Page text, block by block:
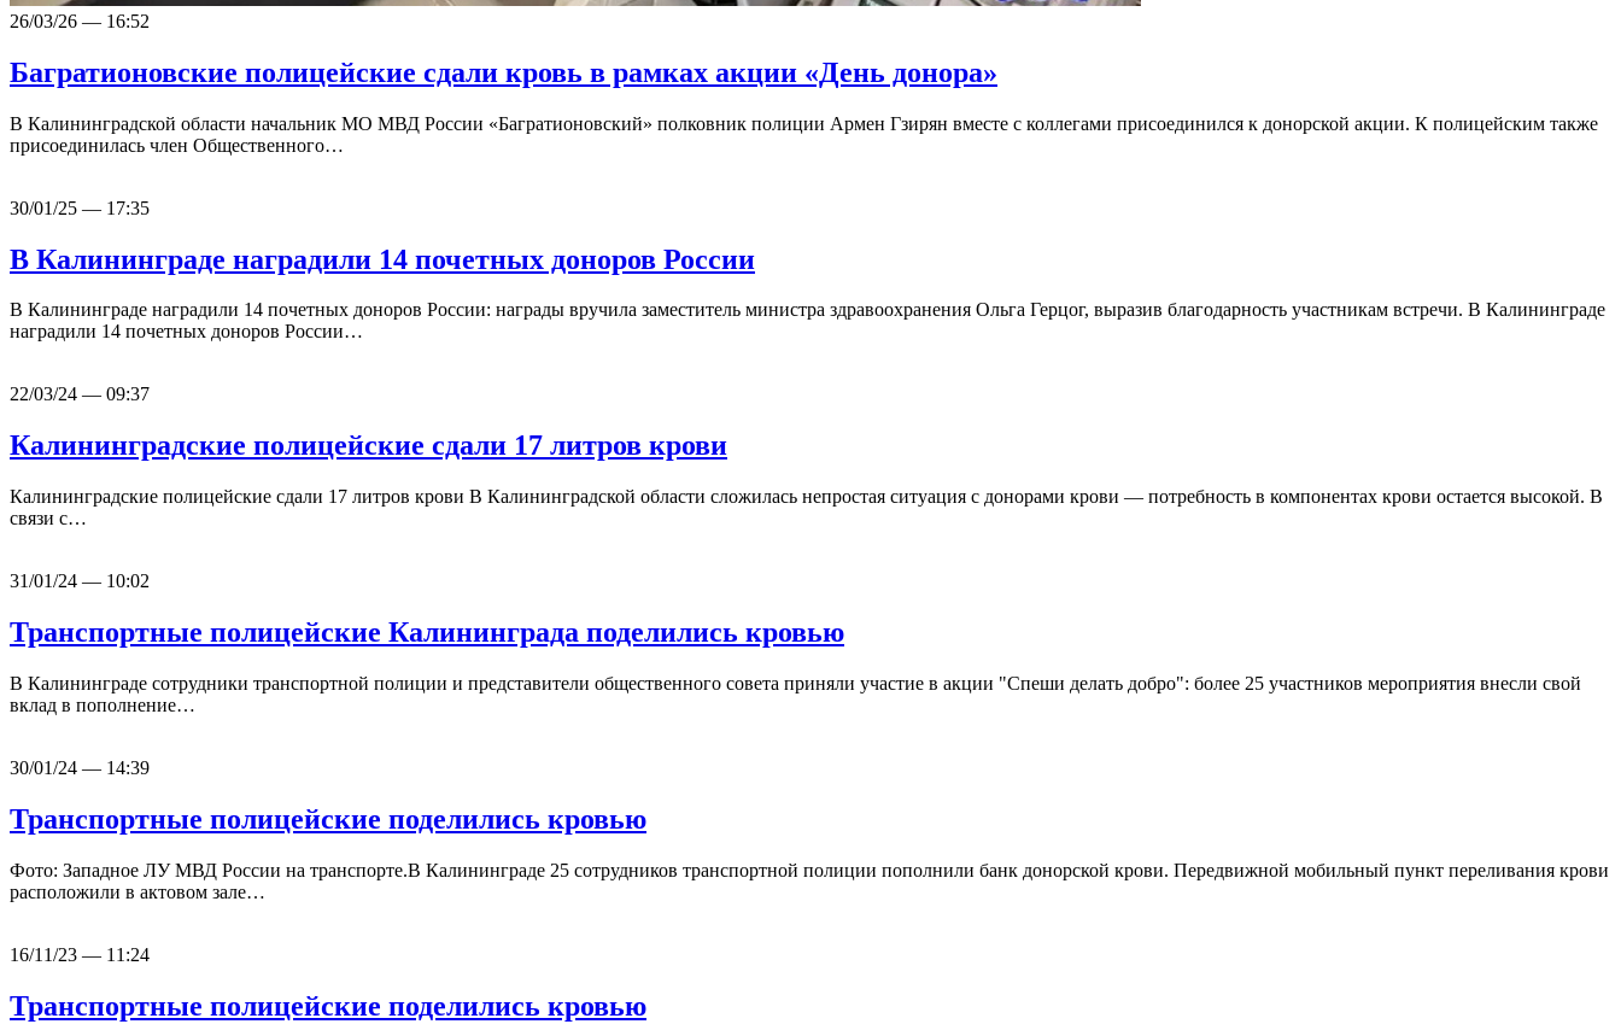
26/03/26 — 16:52
Багратионовские полицейские сдали кровь в рамках акции «День донора»
В Калининградской области начальник МО МВД России «Багратионовский» полковник полиции Армен Гзирян вместе с коллегами присоединился к донорской акции. К полицейским также
присоединилась член Общественного…
30/01/25 — 17:35
В Калининграде наградили 14 почетных доноров России
В Калининграде наградили 14 почетных доноров России: награды вручила заместитель министра здравоохранения Ольга Герцог, выразив благодарность участникам встречи. В Калининграде
наградили 14 почетных доноров России…
22/03/24 — 09:37
Калининградские полицейские сдали 17 литров крови
Калининградские полицейские сдали 17 литров крови В Калининградской области сложилась непростая ситуация с донорами крови — потребность в компонентах крови остается высокой. В
связи с…
31/01/24 — 10:02
Транспортные полицейские Калининграда поделились кровью
В Калининграде сотрудники транспортной полиции и представители общественного совета приняли участие в акции "Спеши делать добро": более 25 участников мероприятия внесли свой
вклад в пополнение…
30/01/24 — 14:39
Транспортные полицейские поделились кровью
Фото: Западное ЛУ МВД России на транспорте.В Калининграде 25 сотрудников транспортной полиции пополнили банк донорской крови. Передвижной мобильный пункт переливания крови
расположили в актовом зале…
16/11/23 — 11:24
Транспортные полицейские поделились кровью